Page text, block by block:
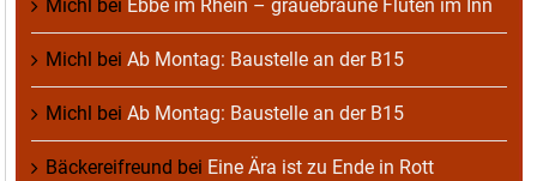
Michl bei Ebbe im Rhein – grauebraune Fluten im Inn
Michl bei Ab Montag: Baustelle an der B15
Michl bei Ab Montag: Baustelle an der B15
Bäckereifreund bei Eine Ära ist zu Ende in Rott